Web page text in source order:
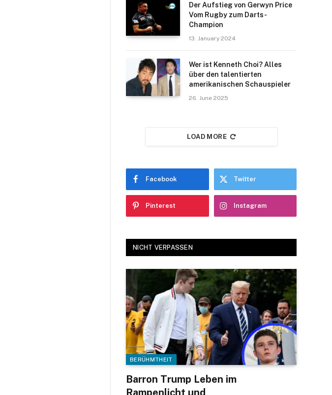
Der Aufstieg von Gerwyn Price
Vom Rugby zum Darts-
Champion
13. January 2024
Wer ist Kenneth Choi? Alles
über den talentierten
amerikanischen Schauspieler
26. June 2025
LOAD MORE
Facebook Twitter
Pinterest Instagram
NICHT VERPASSEN
BERÜHMTHEIT
Barron Trump Leben im
Rampenlicht und